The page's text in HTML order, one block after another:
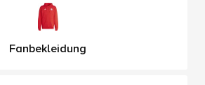
Fanbekleidung